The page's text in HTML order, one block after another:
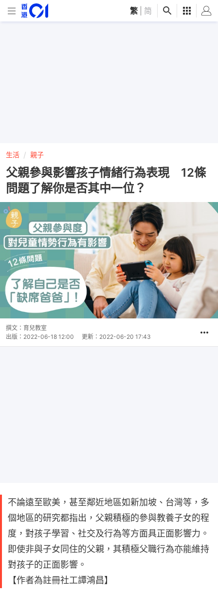
繁 简
生活 親子
父親參與影響孩子情緒行為表現 12條
問題了解你是否其中一位？
撰文： 育兒教室
出版： 2022-06-18 12:00 更新： 2022-06-20 17:43
不論遠至歐美，甚至鄰近地區如新加坡、台灣等，多
個地區的研究都指出，父親積極的參與教養子女的程
度，對孩子學習、社交及行為等方面具正面影響力。
即使非與子女同住的父親，其積極父職行為亦能維持
對孩子的正面影響。
【作者為註冊社工譚鴻昌】